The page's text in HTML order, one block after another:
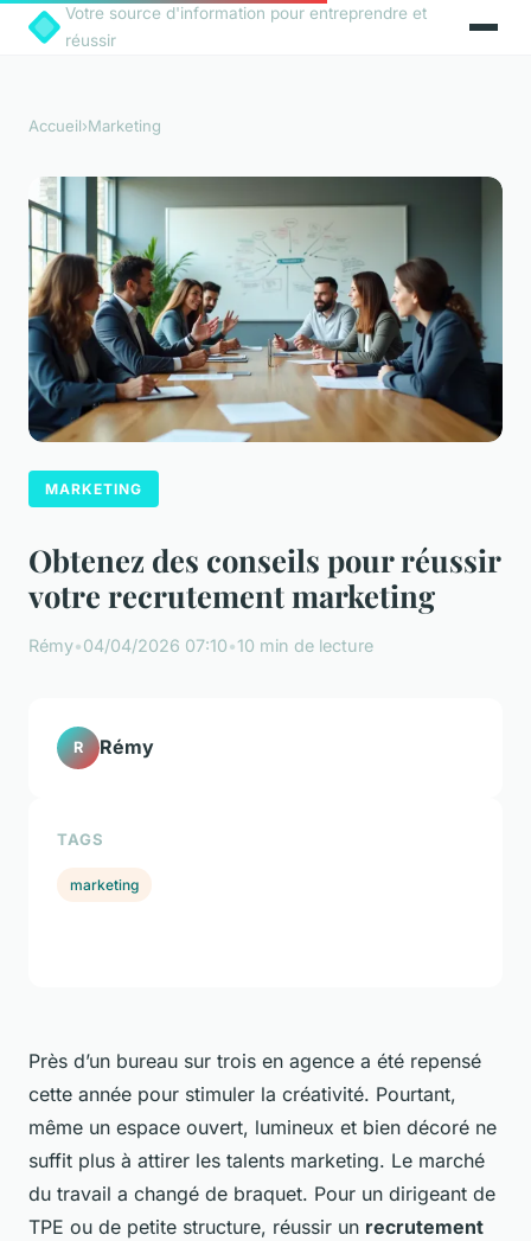
Votre source d'information pour entreprendre et
réussir
Accueil›Marketing
MARKETING
Obtenez des conseils pour réussir
votre recrutement marketing
Rémy•04/04/2026 07:10•10 min de lecture
Près d’un bureau sur trois en agence a été repensé
cette année pour stimuler la créativité. Pourtant,
même un espace ouvert, lumineux et bien décoré ne
suffit plus à attirer les talents marketing. Le marché
du travail a changé de braquet. Pour un dirigeant de
TPE ou de petite structure, réussir un recrutement
R Rémy
TAGS
marketing